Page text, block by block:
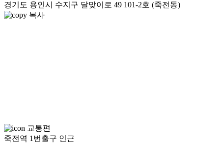
경기도 용인시 수지구 달맞이로 49 101-2호 (죽전동)
복사
교통편
죽전역 1번출구 인근